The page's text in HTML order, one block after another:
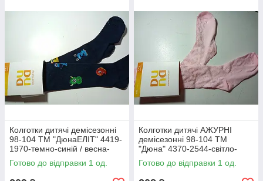
Колготки дитячі демісезонні
98-104 ТМ "ДюнаЕЛІТ" 4419-
1970-темно-синій / весна-
осінь
Готово до відправки 1 од.
Колготки дитячі АЖУРНІ
демісезонні 98-104 ТМ
"Дюна" 4370-2544-світло-
рожевий / весна-осінь
Готово до відправки 1 од.